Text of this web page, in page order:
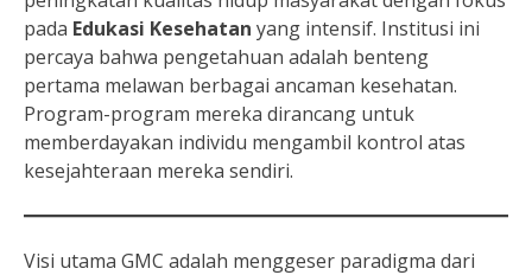
pada Edukasi Kesehatan yang intensif. Institusi ini
percaya bahwa pengetahuan adalah benteng
pertama melawan berbagai ancaman kesehatan.
Program-program mereka dirancang untuk
memberdayakan individu mengambil kontrol atas
kesejahteraan mereka sendiri.
Visi utama GMC adalah menggeser paradigma dari